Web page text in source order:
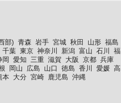
部) 青森 岩手 宮城 秋田 山形 福島
千葉 東京 神奈川 新潟 富山 石川
福
岡 愛知 三重 滋賀 大阪 京都 兵庫
岡山 広島 山口 徳島 香川 愛媛 高
本 大分 宮崎 鹿児島 沖縄